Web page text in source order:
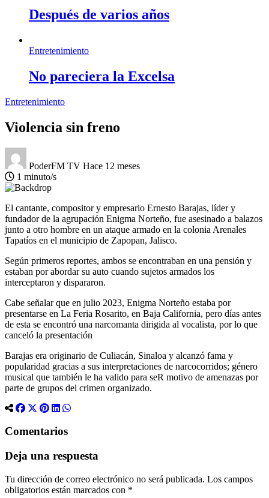
Después de varios años
Entretenimiento
No pareciera la Excelsa
Entretenimiento
Violencia sin freno
PoderFM TV Hace 12 meses
1 minuto/s
El cantante, compositor y empresario Ernesto Barajas, líder y
fundador de la agrupación Enigma Norteño, fue asesinado a balazos
junto a otro hombre en un ataque armado en la colonia Arenales
Tapatíos en el municipio de Zapopan, Jalisco.
Según primeros reportes, ambos se encontraban en una pensión y
estaban por abordar su auto cuando sujetos armados los
interceptaron y dispararon.
Cabe señalar que en julio 2023, Enigma Norteño estaba por
presentarse en La Feria Rosarito, en Baja California, pero días antes
de esta se encontró una narcomanta dirigida al vocalista, por lo que
canceló la presentación
Barajas era originario de Culiacán, Sinaloa y alcanzó fama y
popularidad gracias a sus interpretaciones de narcocorridos; género
musical que también le ha valido para seR motivo de amenazas por
parte de grupos del crimen organizado.
Comentarios
Deja una respuesta
Tu dirección de correo electrónico no será publicada. Los campos
obligatorios están marcados con *